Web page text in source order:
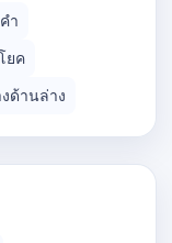
คำ
ยค
ด้านล่าง